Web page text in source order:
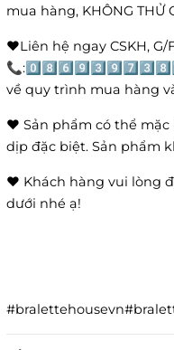
mua hàng, KHÔNG THỬ
❤️Liên hệ ngay CSKH, G/
về quy trình mua hàng
❤️ Sản phẩm có thể
dịp đặc biệt. Sản phẩm
❤️ Khách hàng vui lòng
dưới nhé ạ!